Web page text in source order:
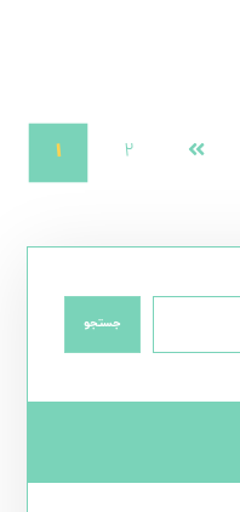
۱ ۲
جستجو